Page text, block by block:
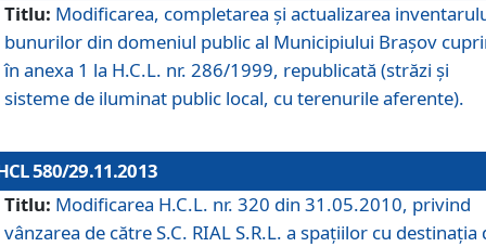
Titlu: Modificarea, completarea şi actualizarea
bunurilor din domeniul public al Municipiului Braşov
în anexa 1 la H.C.L. nr. 286/1999, republicată (străzi şi
sisteme de iluminat public local, cu terenurile aferente).
580/29.11.2013
Titlu: Modificarea H.C.L. nr. 320 din 31.05.2010, privind
vânzarea de către S.C. RIAL S.R.L. a spaţiilor cu destinaţia